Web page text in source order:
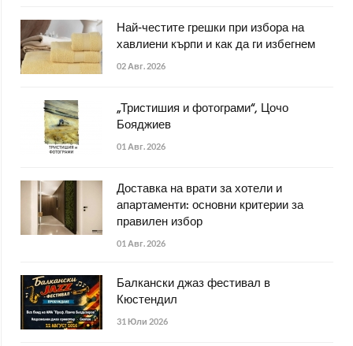
Най-честите грешки при избора на
хавлиени кърпи и как да ги избегнем
02 Авг. 2026
„Тристишия и фотограми“, Цочо
Бояджиев
01 Авг. 2026
Доставка на врати за хотели и
апартаменти: основни критерии за
правилен избор
01 Авг. 2026
Балкански джаз фестивал в
Кюстендил
31 Юли 2026